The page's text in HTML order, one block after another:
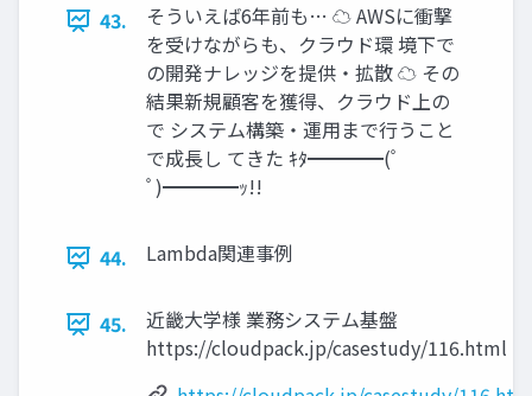
43.
そういえば6年前も… ☁ AWSに衝撃
を受けながらも、クラウド環 境下で
の開発ナレッジを提供・拡散 ☁ その
結果新規顧客を獲得、クラウド上の
で システム構築・運用まで行うこと
で成長し てきた ｷﾀ━━━━(ﾟ
ﾟ)━━━━ｯ!!
44. Lambda関連事例
45.
近畿大学様 業務システム基盤
https://cloudpack.jp/casestudy/116.html